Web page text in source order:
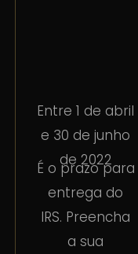
Entre 1 de abril
e 30 de junho
de 2022
É o prazo para
entrega do
IRS. Preencha
a sua